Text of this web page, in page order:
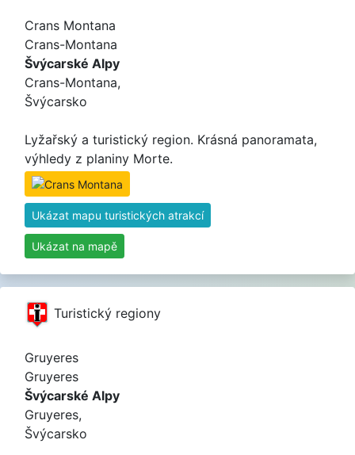
Crans Montana
Crans-Montana
Švýcarské Alpy
Crans-Montana,
Švýcarsko
Lyžařský a turistický region. Krásná panoramata,
výhledy z planiny Morte.
Ukázat mapu turistických atrakcí
Ukázat na mapě
Turistický regiony
Gruyeres
Gruyeres
Švýcarské Alpy
Gruyeres,
Švýcarsko